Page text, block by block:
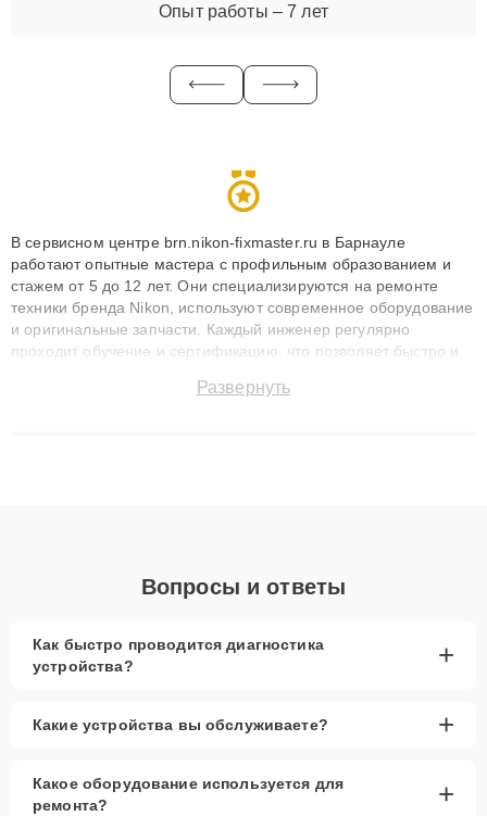
Опыт работы – 7 лет
В сервисном центре brn.nikon-fixmaster.ru в Барнауле
работают опытные мастера с профильным образованием и
стажем от 5 до 12 лет. Они специализируются на ремонте
техники бренда Nikon, используют современное оборудование
и оригинальные запчасти. Каждый инженер регулярно
проходит обучение и сертификацию, что позволяет быстро и
сохранением гарантии до 3 лет. Наши мастера решают
Развернуть
Вопросы и ответы
Как быстро проводится диагностика
устройства?
+
Какие устройства вы обслуживаете? +
Какое оборудование используется для
ремонта?
+